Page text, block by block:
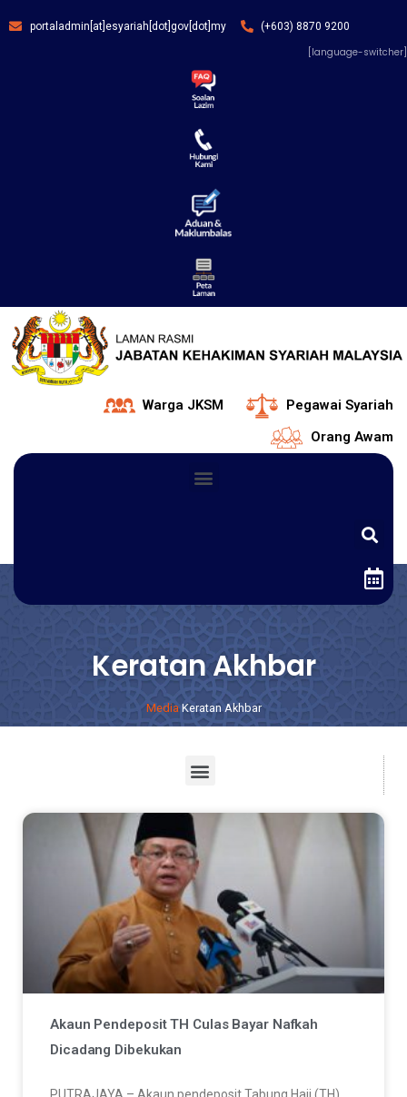
portaladmin[at]esyariah[dot]gov[dot]my (+603) 8870 9200
[language-switcher]
Warga JKSM
Pegawai Syariah
Orang Awam
Keratan Akhbar
Media Keratan Akhbar
Akaun Pendeposit TH Culas Bayar Nafkah
Dicadang Dibekukan